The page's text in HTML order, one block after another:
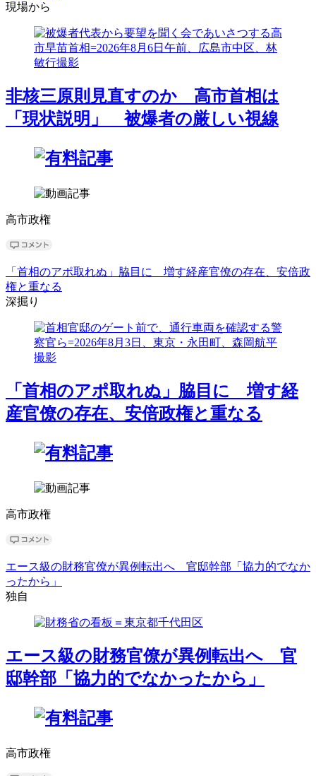
現場から
非核三原則見直すのか 高市首相は
「現状説明」 被爆者の厳しい視線
高市政権
「首相のアポ取れぬ」脇目に 増す経産官僚の存在、安倍政
権と重なる
深掘り
「首相のアポ取れぬ」脇目に 増す経
産官僚の存在、安倍政権と重なる
高市政権
エース級の財務官僚が異例転出へ 官邸幹部「協力的でなか
ったから」
独自
エース級の財務官僚が異例転出へ 官
邸幹部「協力的でなかったから」
高市政権